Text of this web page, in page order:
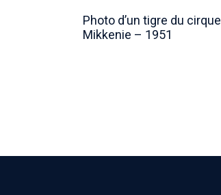
Photo d’un tigre du cirque
Mikkenie – 1951